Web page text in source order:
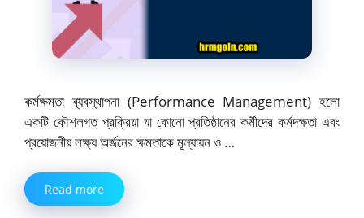
কর্মক্ষমতা ব্যবস্থাপনা (Performance Management) হলো
একটি কৌশলগত প্রক্রিয়া যা কোনো প্রতিষ্ঠানের কর্মীদের কর্মদক্ষতা এবং
প্রয়োজনীয় লক্ষ্য অর্জনের ক্ষমতাকে মূল্যায়ন ও …
Read more